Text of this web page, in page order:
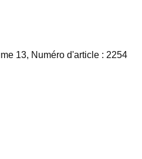
13, Numéro d'article : 2254